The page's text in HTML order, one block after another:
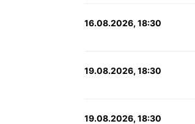
16.08.2026, 18:30
19.08.2026, 18:30
19.08.2026, 18:30